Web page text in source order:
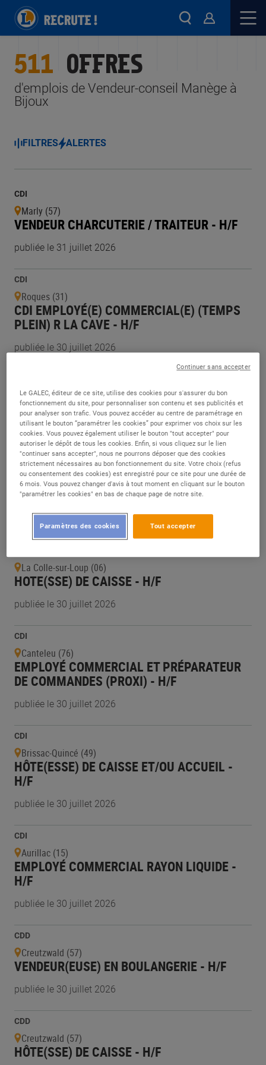
511 OFFRES
d'emplois de Vendeur-conseil Manège à
Bijoux
FILTRES ALERTES
CDI
Marly (57)
VENDEUR CHARCUTERIE / TRAITEUR - H/F
publiée le 31 juillet 2026
CDI
Roques (31)
CDI EMPLOYÉ(E) COMMERCIAL(E) (TEMPS
PLEIN) R LA CAVE - H/F
publiée le 30 juillet 2026
Mayenne (53)
HÔTE DE CAISSE POLYVALENT - H/F
publiée le 30 juillet 2026
CDI
La Colle-sur-Loup (06)
VENDEUR TECHNIQUE MULTIMEDIA - H/F
publiée le 30 juillet 2026
La Colle-sur-Loup (06)
HOTE(SSE) DE CAISSE - H/F
publiée le 30 juillet 2026
CDI
Canteleu (76)
EMPLOYÉ COMMERCIAL ET PRÉPARATEUR
DE COMMANDES (PROXI) - H/F
publiée le 30 juillet 2026
CDI
Brissac-Quincé (49)
HÔTE(ESSE) DE CAISSE ET/OU ACCUEIL -
H/F
publiée le 30 juillet 2026
CDI
Aurillac (15)
EMPLOYÉ COMMERCIAL RAYON LIQUIDE -
H/F
publiée le 30 juillet 2026
CDD
Creutzwald (57)
VENDEUR(EUSE) EN BOULANGERIE - H/F
publiée le 30 juillet 2026
CDD
Creutzwald (57)
HÔTE(SSE) DE CAISSE - H/F
Le GALEC, éditeur de ce site, utilise des cookies pour s'assurer du bon
fonctionnement du site, pour personnaliser son contenu et ses publicités et
pour analyser son trafic. Vous pouvez accéder au centre de paramétrage en
utilisant le bouton “paramétrer les cookies” pour exprimer vos choix sur les
cookies. Vous pouvez également utiliser le bouton "tout accepter" pour
autoriser le dépôt de tous les cookies. Enfin, si vous cliquez sur le lien
"continuer sans accepter", nous ne pourrons déposer que des cookies
strictement nécessaires au bon fonctionnement du site. Votre choix (refus
ou consentement des cookies) est enregistré pour ce site pour une durée de
6 mois. Vous pouvez changer d'avis à tout moment en cliquant sur le bouton
"paramétrer les cookies" en bas de chaque page de notre site.
Tout accepter
Paramètres des cookies
Continuer sans accepter